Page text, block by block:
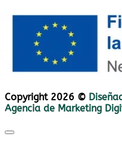
Copyright 2026 ©
Agencia de Marketing